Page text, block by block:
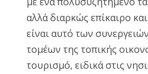
αλλά διαρκώς επίκαιρο
είναι αυτό των
τομέων της τοπικής
τουρισμό, ειδικά στις